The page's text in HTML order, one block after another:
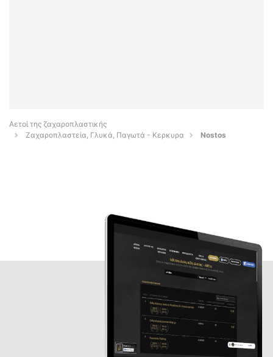
Αετοί της ζαχαροπλαστικής
Ζαχαροπλαστεία, Γλυκά, Παγωτά - Κερκυρα
Nostos